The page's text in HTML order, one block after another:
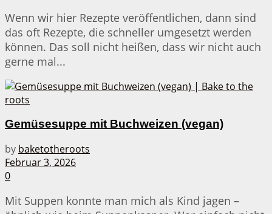
Wenn wir hier Rezepte veröffentlichen, dann sind
das oft Rezepte, die schneller umgesetzt werden
können. Das soll nicht heißen, dass wir nicht auch
gerne mal...
Gemüsesuppe mit Buchweizen (vegan)
by baketotheroots
Februar 3, 2026
0
Mit Suppen konnte man mich als Kind jagen –